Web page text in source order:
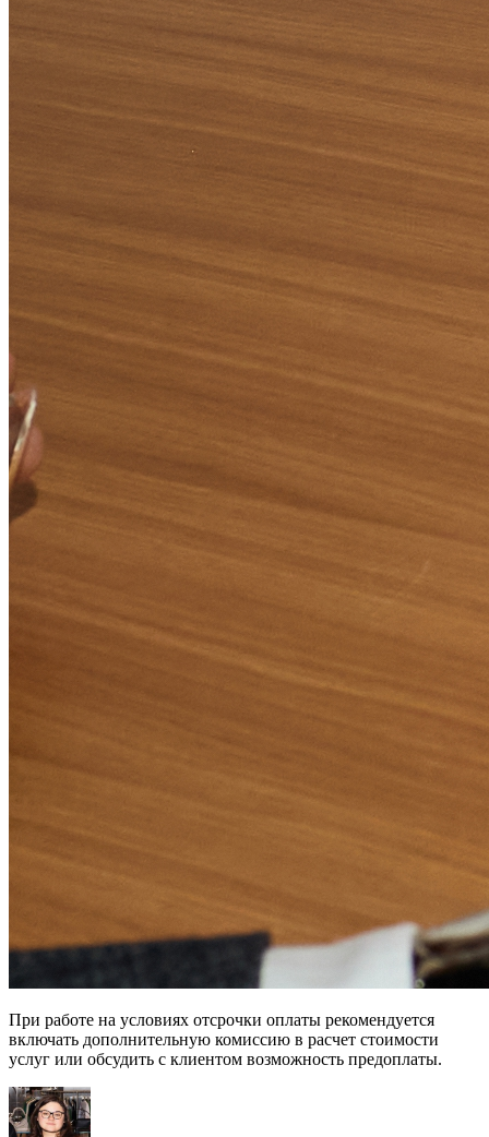
При работе на условиях отсрочки оплаты рекомендуется
включать дополнительную комиссию в расчет стоимости
услуг или обсудить с клиентом возможность предоплаты.